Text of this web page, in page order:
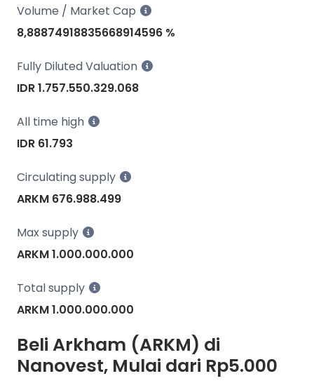
Volume / Market Cap
8,88874918835668914596 %
Fully Diluted Valuation
IDR 1.757.550.329.068
All time high
IDR 61.793
Circulating supply
ARKM 676.988.499
Max supply
ARKM 1.000.000.000
Total supply
ARKM 1.000.000.000
Beli Arkham (ARKM) di
Nanovest, Mulai dari Rp5.000